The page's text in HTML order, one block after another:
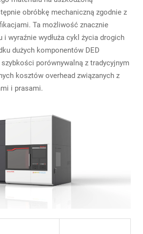
obróbkę mechaniczną zgodnie z
Ta możliwość znacznie
wyraźnie wydłuża cykl życia drogich
dużych komponentów DED
porównywalną z tradycyjnym
kosztów overhead związanych z
i prasami.